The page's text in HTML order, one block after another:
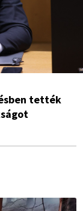
tették